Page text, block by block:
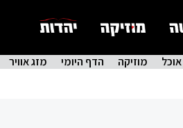
אוכל מוזיקה הדף היומי מזג אוויר